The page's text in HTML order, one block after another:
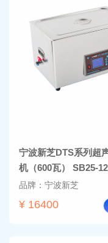
宁波新芝DTS系列超
机（600瓦） SB25-
品牌：宁波新芝
¥ 16400